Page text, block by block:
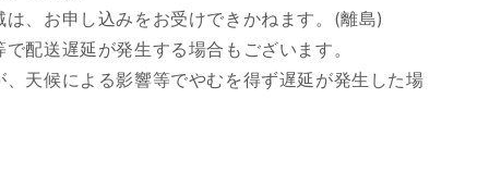
、お申し込みをお受けできかねます。(離島)
配送遅延が発生する場合もございます。
天候による影響等でやむを得ず遅延が発生した場